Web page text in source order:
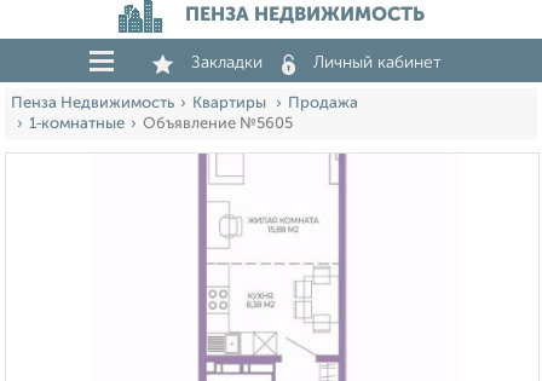
ПЕНЗА НЕДВИЖИМОСТЬ
Закладки Личный кабинет
Пенза Недвижимость Квартиры
Продажа
1‑комнатные
Объявление №5605